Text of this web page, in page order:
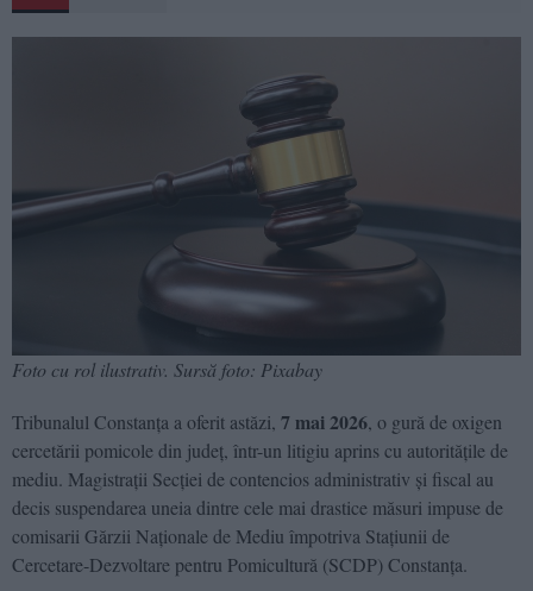
Foto cu rol ilustrativ. Sursă foto: Pixabay
Tribunalul Constanța a oferit astăzi, 7 mai 2026, o gură de oxigen
cercetării pomicole din județ, într-un litigiu aprins cu autoritățile de
mediu. Magistrații Secției de contencios administrativ și fiscal au
decis suspendarea uneia dintre cele mai drastice măsuri impuse de
comisarii Gărzii Naționale de Mediu împotriva Stațiunii de
Cercetare-Dezvoltare pentru Pomicultură (SCDP) Constanța.